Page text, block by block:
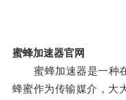
蜜蜂加速器官网
蜜蜂加速器是一种在
蜂蜜作为传输媒介，大